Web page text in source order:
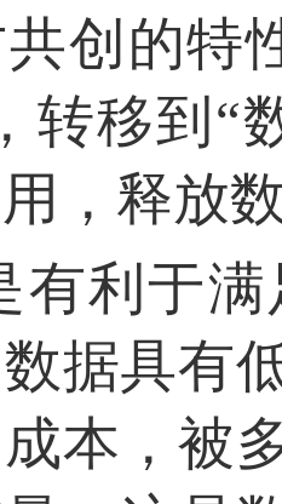
创的特
转移到“
，释放
有利于
据具有
本，被